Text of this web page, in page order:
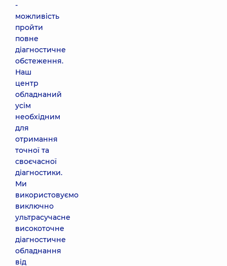
-
можливість
пройти
повне
діагностичне
обстеження.
Наш
центр
обладнаний
усім
необхідним
для
отримання
точної та
своєчасної
діагностики.
Ми
використовуємо
виключно
ультрасучасне
високоточне
діагностичне
обладнання
від